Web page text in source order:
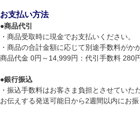
お支払い方法
●商品代引
・商品受取時に現金でお支払いください。
・商品の合計金額に応じて別途手数料がか
商品代金 0円～14,999円：代引手数料 280
●銀行振込
・振込手数料はお客さま負担とさせていた
お伝えする発送可能日から2週間以内にお振